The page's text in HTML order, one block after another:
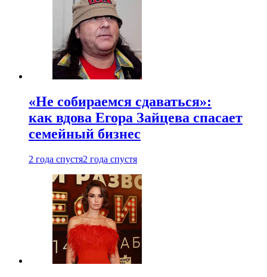
«Не собираемся сдаваться»:
как вдова Егора Зайцева спасает
семейный бизнес
2 года спустя2 года спустя